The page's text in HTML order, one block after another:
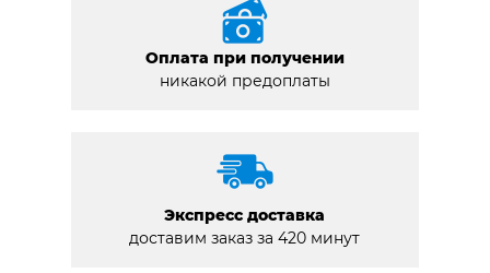
Оплата при получении
никакой предоплаты
Экспресс доставка
доставим заказ за 420 минут